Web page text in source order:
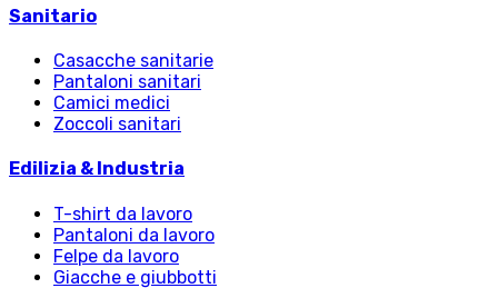
Sanitario
Casacche sanitarie
Pantaloni sanitari
Camici medici
Zoccoli sanitari
Edilizia & Industria
T-shirt da lavoro
Pantaloni da lavoro
Felpe da lavoro
Giacche e giubbotti